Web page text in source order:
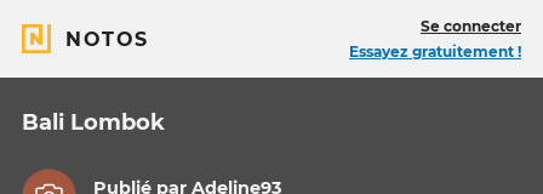
NOTOS
Se connecter
Essayez gratuitement !
Bali Lombok
Publié parAdeline93